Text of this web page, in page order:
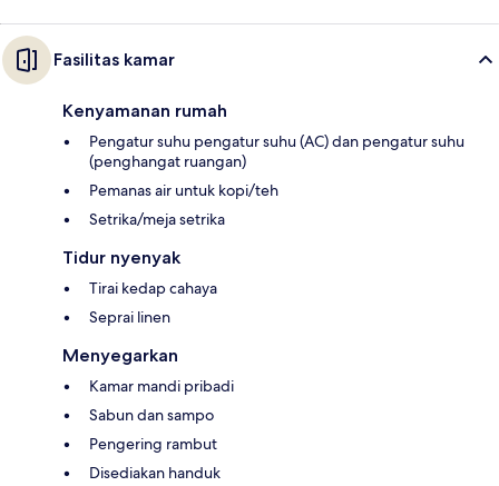
Fasilitas kamar
Kenyamanan rumah
Pengatur suhu pengatur suhu (AC) dan pengatur suhu
(penghangat ruangan)
Pemanas air untuk kopi/teh
Setrika/meja setrika
Tidur nyenyak
Tirai kedap cahaya
Seprai linen
Menyegarkan
Kamar mandi pribadi
Sabun dan sampo
Pengering rambut
Disediakan handuk